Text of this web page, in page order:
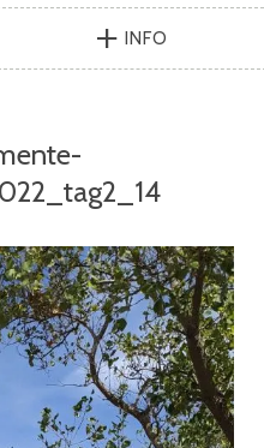
INFO